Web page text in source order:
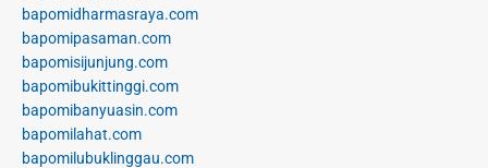
bapomidharmasraya.com
bapomipasaman.com
bapomisijunjung.com
bapomibukittinggi.com
bapomibanyuasin.com
bapomilahat.com
bapomilubuklinggau.com